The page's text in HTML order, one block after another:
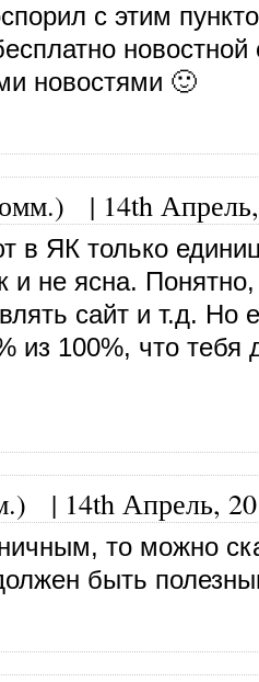
с этим
новостями 🙂
| 14th
в ЯК только
и не ясна.
сайт и т.д. Но
из 100%, что тебя
| 14th Апрель,
то можно
быть